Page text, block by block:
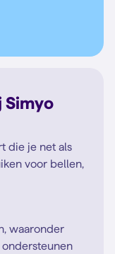
Simyo
die je net als
voor bellen,
waaronder
ondersteunen